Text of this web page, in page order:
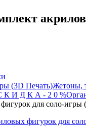
(3D Печать)Жетоны,
К И Д К А - 2 0 %
для соло-игры